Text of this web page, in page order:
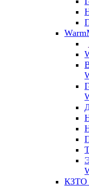
КЗТО